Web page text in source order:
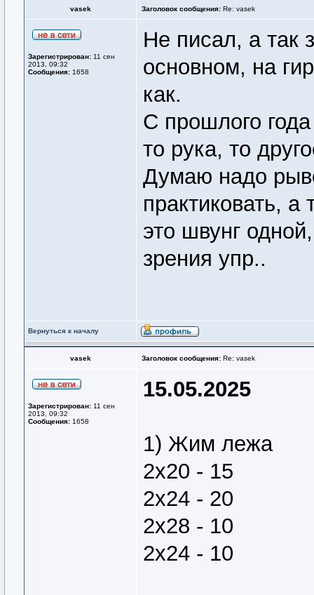
vasek Заголовок сообщения: Re: vasek
Зарегистрирован: 11 сен
2013, 09:32
Сообщения: 1658
Не писал, а так
основном, на
как.
С прошлого
то рука, то
Думаю надо
практиковать, а
это швунг
зрения упр..
Вернуться к началу
vasek Заголовок сообщения: Re: vasek
Зарегистрирован: 11 сен
2013, 09:32
Сообщения: 1658
15.05.2025
1) Жим лежа
2х20 - 15
2х24 - 20
2х28 - 10
2х24 - 10